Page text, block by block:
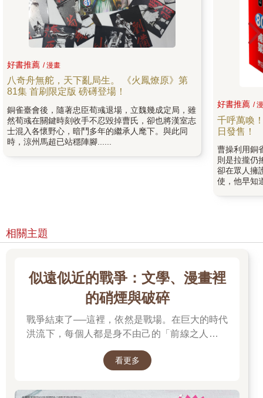
好書推薦 / 漫畫
八奇舟無舵，天下亂局生。 《火鳳燎原》第
81集 首刷限定版 磅礡登場！
銅雀臺會後，隨著忠臣荀彧退場，立魏幾成定局，雖
然荀彧在關鍵時刻收手不忍毀掉曹氏，卻也將漢室志
士混入各懷野心，暗鬥多年的繼承人麾下。與此同
時，涼州馬超已站穩陣腳......
好書推薦 /
千呼萬喚
日發售！
曹操利用銅
則是拉攏仍
卻在眾人擁
使，他早
相關主題
似遠似近的戰爭：文學、漫畫裡
的硝煙與破碎
戰爭結束了──這裡，依然是戰場。在巨大的時代
洪流下，每個人都是身不由己的「前線之人」。
軍事數據抹去的姓名，記錄在極限環境中依然試
旋，只有靈魂在瓦礫堆裡的呼吸。邀請你走進這
看更多